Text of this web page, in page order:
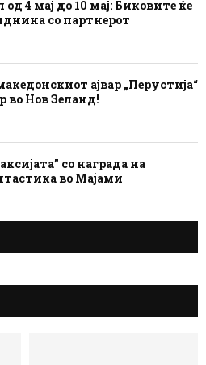
4 мај до 10 мај: Биковите ќе
со партнерот
ајвар „Перустија“
во Нов Зеланд!
со награда на
во Мајами